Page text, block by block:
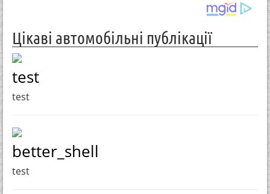
Цікаві автомобільні публікації
test
test
better_shell
test